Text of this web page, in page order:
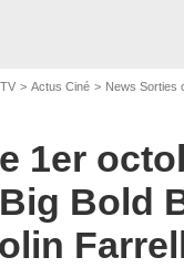
Actus Ciné News Sorties
1er
Bold